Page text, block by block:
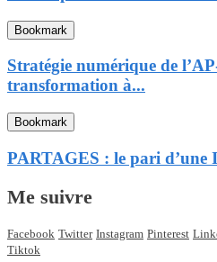
Bookmark
Stratégie numérique de
transformation à...
Bookmark
PARTAGES : le pari d’une
Me suivre
Facebook Twitter Instagram Pinterest
Tiktok